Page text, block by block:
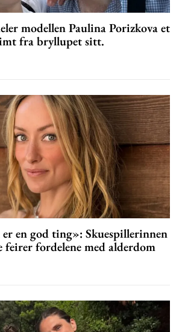
modellen Paulina Porizkova et
fra bryllupet sitt.
en god ting»: Skuespillerinnen
fordelene med alderdom